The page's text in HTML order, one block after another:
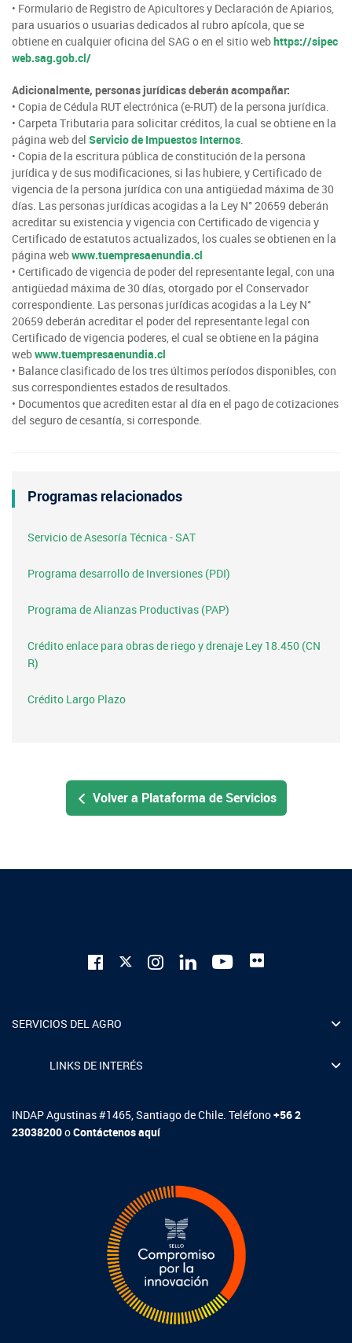
• Formulario de Registro de Apicultores y Declaración de Apiarios,
para usuarios o usuarias dedicados al rubro apícola, que se
obtiene en cualquier oficina del SAG o en el sitio webhttps://sipec
web.sag.gob.cl/
Adicionalmente, personas jurídicas deberán acompañar:
• Copia de Cédula RUT electrónica (e-RUT) de la persona jurídica.
• Carpeta Tributaria para solicitar créditos, la cual se obtiene en la
página web del Servicio de Impuestos Internos.
• Copia de la escritura pública de constitución de la persona
jurídica y de sus modificaciones, si las hubiere, y Certificado de
vigencia de la persona jurídica con una antigüedad máxima de 30
días. Las personas jurídicas acogidas a la Ley N° 20659 deberán
acreditar su existencia y vigencia con Certificado de vigencia y
Certificado de estatutos actualizados, los cuales se obtienen en la
página webwww.tuempresaenundia.cl
• Certificado de vigencia de poder del representante legal, con una
antigüedad máxima de 30 días, otorgado por el Conservador
correspondiente. Las personas jurídicas acogidas a la Ley N°
20659 deberán acreditar el poder del representante legal con
Certificado de vigencia poderes, el cual se obtiene en la página
webwww.tuempresaenundia.cl
• Balance clasificado de los tres últimos períodos disponibles, con
sus correspondientes estados de resultados.
• Documentos que acrediten estar al día en el pago de cotizaciones
del seguro de cesantía, si corresponde.
Programas relacionados
Servicio de Asesoría Técnica - SAT
Programa desarrollo de Inversiones (PDI)
Programa de Alianzas Productivas (PAP)
Crédito enlace para obras de riego y drenaje Ley 18.450 (CN
R)
Crédito Largo Plazo
Volver a Plataforma de Servicios
SERVICIOS DEL AGRO
LINKS DE INTERÉS
INDAP Agustinas #1465, Santiago de Chile. Teléfono+56 2
23038200oContáctenos aquí